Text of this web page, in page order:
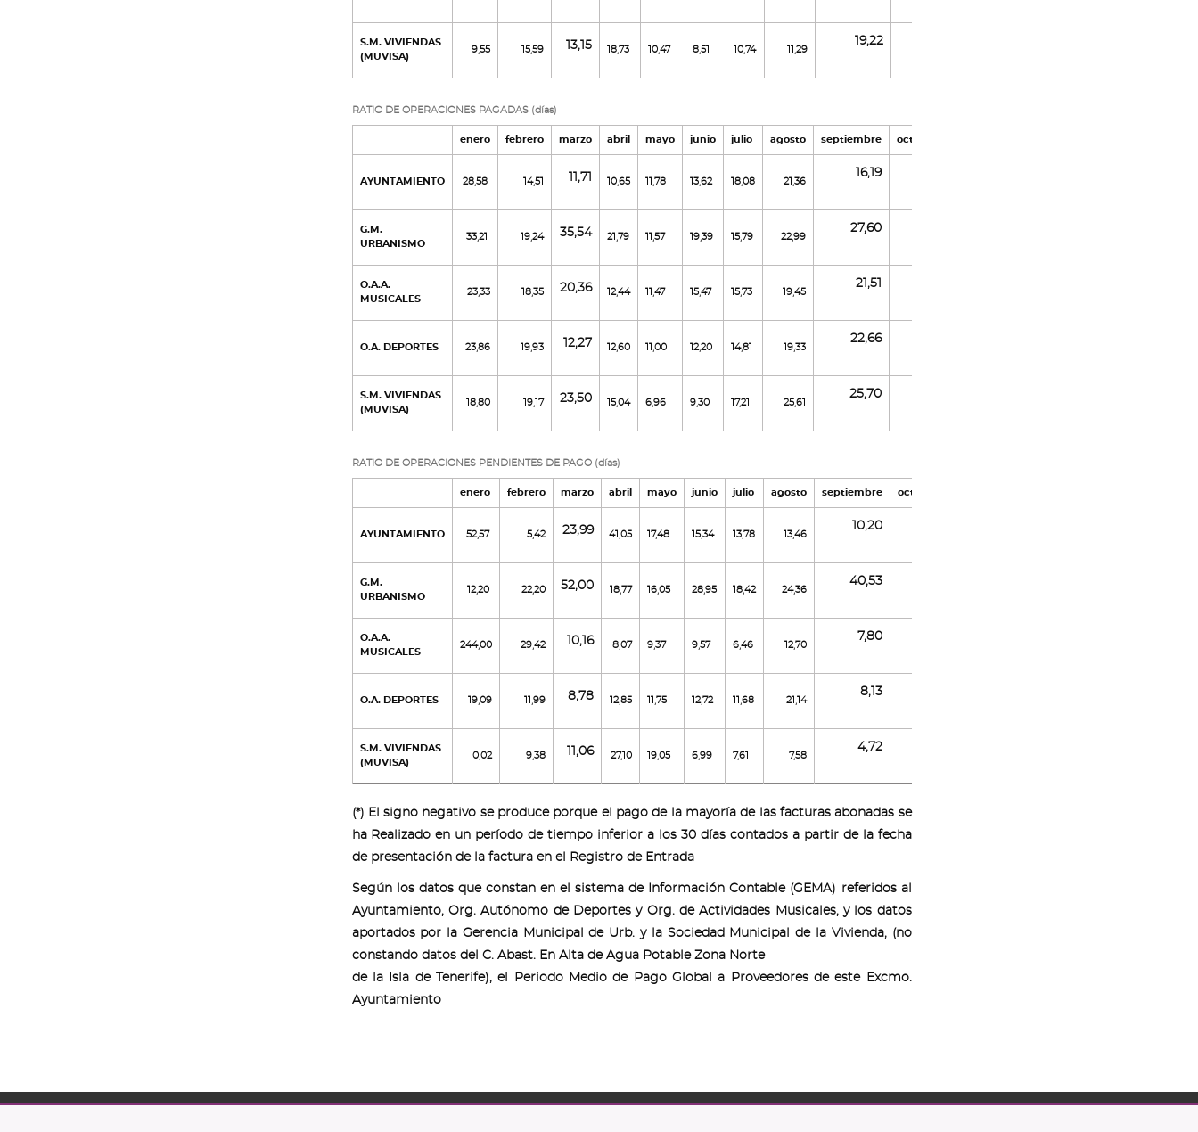
S.M. VIVIENDAS
(MUVISA)
9,55 15,59 13,15 18,73 10,47 8,51 10,74 11,29
19,22
RATIO DE OPERACIONES PAGADAS (días)
enero febrero marzo abril mayo junio julio agosto septiembre octubre
AYUNTAMIENTO 28,58 14,51 11,71 10,65 11,78 13,62 18,08 21,36
16,19
G.M.
URBANISMO
33,21 19,24 35,54 21,79 11,57 19,39 15,79 22,99
27,60
O.A.A.
MUSICALES
23,33 18,35 20,36 12,44 11,47 15,47 15,73 19,45
21,51
O.A. DEPORTES 23,86 19,93 12,27 12,60 11,00 12,20 14,81 19,33
22,66
S.M. VIVIENDAS
(MUVISA)
18,80 19,17 23,50 15,04 6,96 9,30 17,21 25,61
25,70
RATIO DE OPERACIONES PENDIENTES DE PAGO (días)
enero febrero marzo abril mayo junio julio agosto septiembre octubre
AYUNTAMIENTO 52,57 5,42 23,99 41,05 17,48 15,34 13,78 13,46
10,20
G.M.
URBANISMO
12,20 22,20 52,00 18,77 16,05 28,95 18,42 24,36
40,53
O.A.A.
MUSICALES
244,00 29,42 10,16 8,07 9,37 9,57 6,46 12,70
7,80
O.A. DEPORTES 19,09 11,99 8,78 12,85 11,75 12,72 11,68 21,14
8,13
S.M. VIVIENDAS
(MUVISA)
0,02 9,38 11,06 27,10 19,05 6,99 7,61 7,58
4,72
(*) El signo negativo se produce porque el pago de la mayoría de las facturas abonadas se
ha Realizado en un período de tiempo inferior a los 30 días contados a partir de la fecha
de presentación de la factura en el Registro de Entrada
Según los datos que constan en el sistema de Información Contable (GEMA) referidos al
Ayuntamiento, Org. Autónomo de Deportes y Org. de Actividades Musicales, y los datos
aportados por la Gerencia Municipal de Urb. y la Sociedad Municipal de la Vivienda, (no
constando datos del C. Abast. En Alta de Agua Potable Zona Norte
de la Isla de Tenerife), el Periodo Medio de Pago Global a Proveedores de este Excmo.
Ayuntamiento